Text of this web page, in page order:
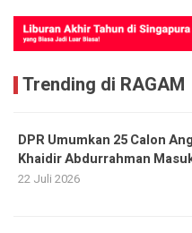
Trending di RAGAM
DPR Umumkan 25 Calon
Khaidir Abdurrahman
22 Juli 2026